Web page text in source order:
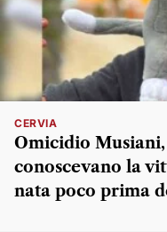
CERVIA
Omicidio
conoscevano la
nata poco prima